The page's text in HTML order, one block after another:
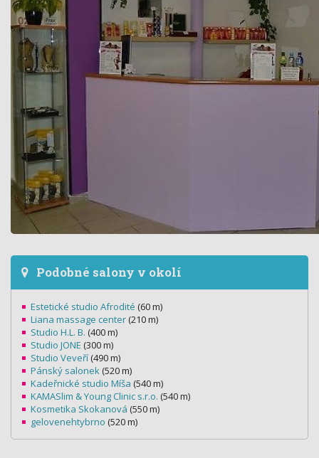
Podobné salony v okolí
Estetické studio Afrodité (60 m)
Liana massage center (210 m)
Studio H.L. B. (400 m)
Studio JONE (300 m)
Studio Veveří (490 m)
Pánský salonek (520 m)
Kadeřnické studio Míša (540 m)
KAMASlim & Young Clinic s.r.o. (540 m)
Kosmetika Skokanová (550 m)
gelovenehtybrno (520 m)